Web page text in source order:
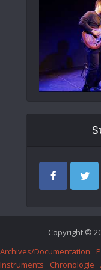
Copyright ©
Archives/Documentation
Instruments
Chronologie